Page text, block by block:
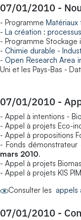
07/01/2010 -
- Programme Matériaux
- La création :
- Programme Stockage
- Chimie durable -
- Open Research Area
Uni et les Pays-Bas -
07/01/2010 -
- Appel à intentions -
- Appel à projets Eco-
- Appel à propositions
- Fonds
mars 2010.
- Appel à projets
- Appel à projets KIS
Consulter les appels
07/01/2010 -